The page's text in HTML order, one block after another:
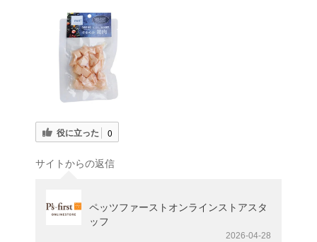
役に立った 0
サイトからの返信
ペッツファーストオンラインストアスタ
ッフ
2026-04-28